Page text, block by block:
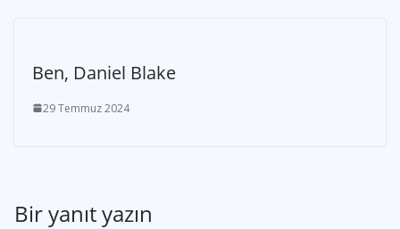
Ben, Daniel Blake
29 Temmuz 2024
Bir yanıt yazın